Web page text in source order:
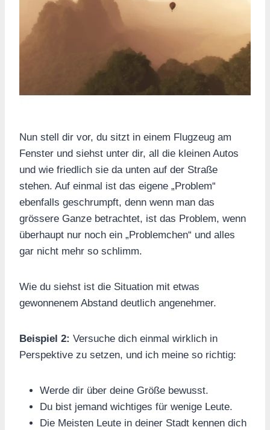
Nun stell dir vor, du sitzt in einem Flugzeug am
Fenster und siehst unter dir, all die kleinen Autos
und wie friedlich sie da unten auf der Straße
stehen. Auf einmal ist das eigene „Problem“
ebenfalls geschrumpft, denn wenn man das
grössere Ganze betrachtet, ist das Problem, wenn
überhaupt nur noch ein „Problemchen“ und alles
gar nicht mehr so schlimm.
Wie du siehst ist die Situation mit etwas
gewonnenem Abstand deutlich angenehmer.
Beispiel 2: Versuche dich einmal wirklich in
Perspektive zu setzen, und ich meine so richtig:
Werde dir über deine Größe bewusst.
Du bist jemand wichtiges für wenige Leute.
Die Meisten Leute in deiner Stadt kennen dich